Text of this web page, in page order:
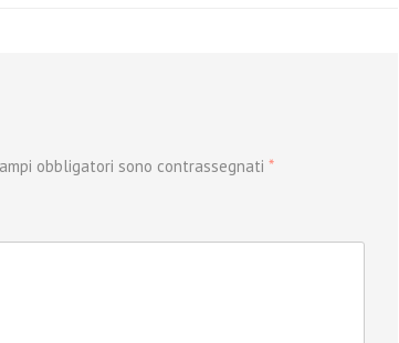
obbligatori sono contrassegnati *